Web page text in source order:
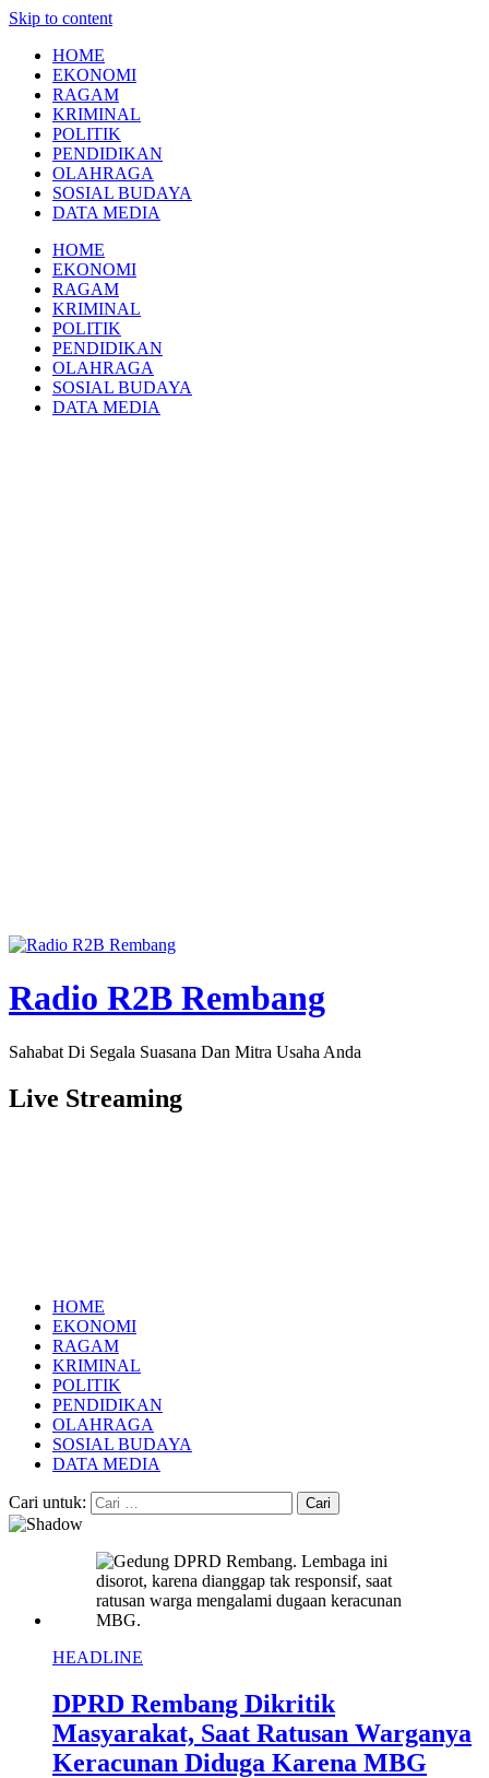
Skip to content
HOME
EKONOMI
RAGAM
KRIMINAL
POLITIK
PENDIDIKAN
OLAHRAGA
SOSIAL BUDAYA
DATA MEDIA
HOME
EKONOMI
RAGAM
KRIMINAL
POLITIK
PENDIDIKAN
OLAHRAGA
SOSIAL BUDAYA
DATA MEDIA
Radio R2B Rembang
Sahabat Di Segala Suasana Dan Mitra Usaha Anda
Live Streaming
HOME
EKONOMI
RAGAM
KRIMINAL
POLITIK
PENDIDIKAN
OLAHRAGA
SOSIAL BUDAYA
DATA MEDIA
Cari untuk:
HEADLINE
DPRD Rembang Dikritik
Masyarakat, Saat Ratusan Warganya
Keracunan Diduga Karena MBG